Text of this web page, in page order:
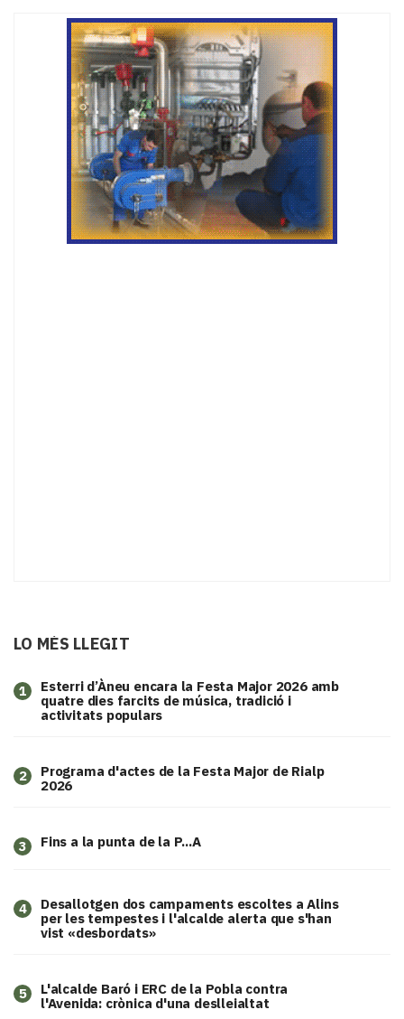
LO MÉS LLEGIT
1
Esterri d’Àneu encara la Festa Major 2026 amb
quatre dies farcits de música, tradició i
activitats populars
2
Programa d'actes de la Festa Major de Rialp
2026
3 Fins a la punta de la P...A
4
​Desallotgen dos campaments escoltes a Alins
per les tempestes i l'alcalde alerta que s'han
vist «desbordats»
5
L'alcalde Baró i ERC de la Pobla contra
l'Avenida: crònica d'una deslleialtat